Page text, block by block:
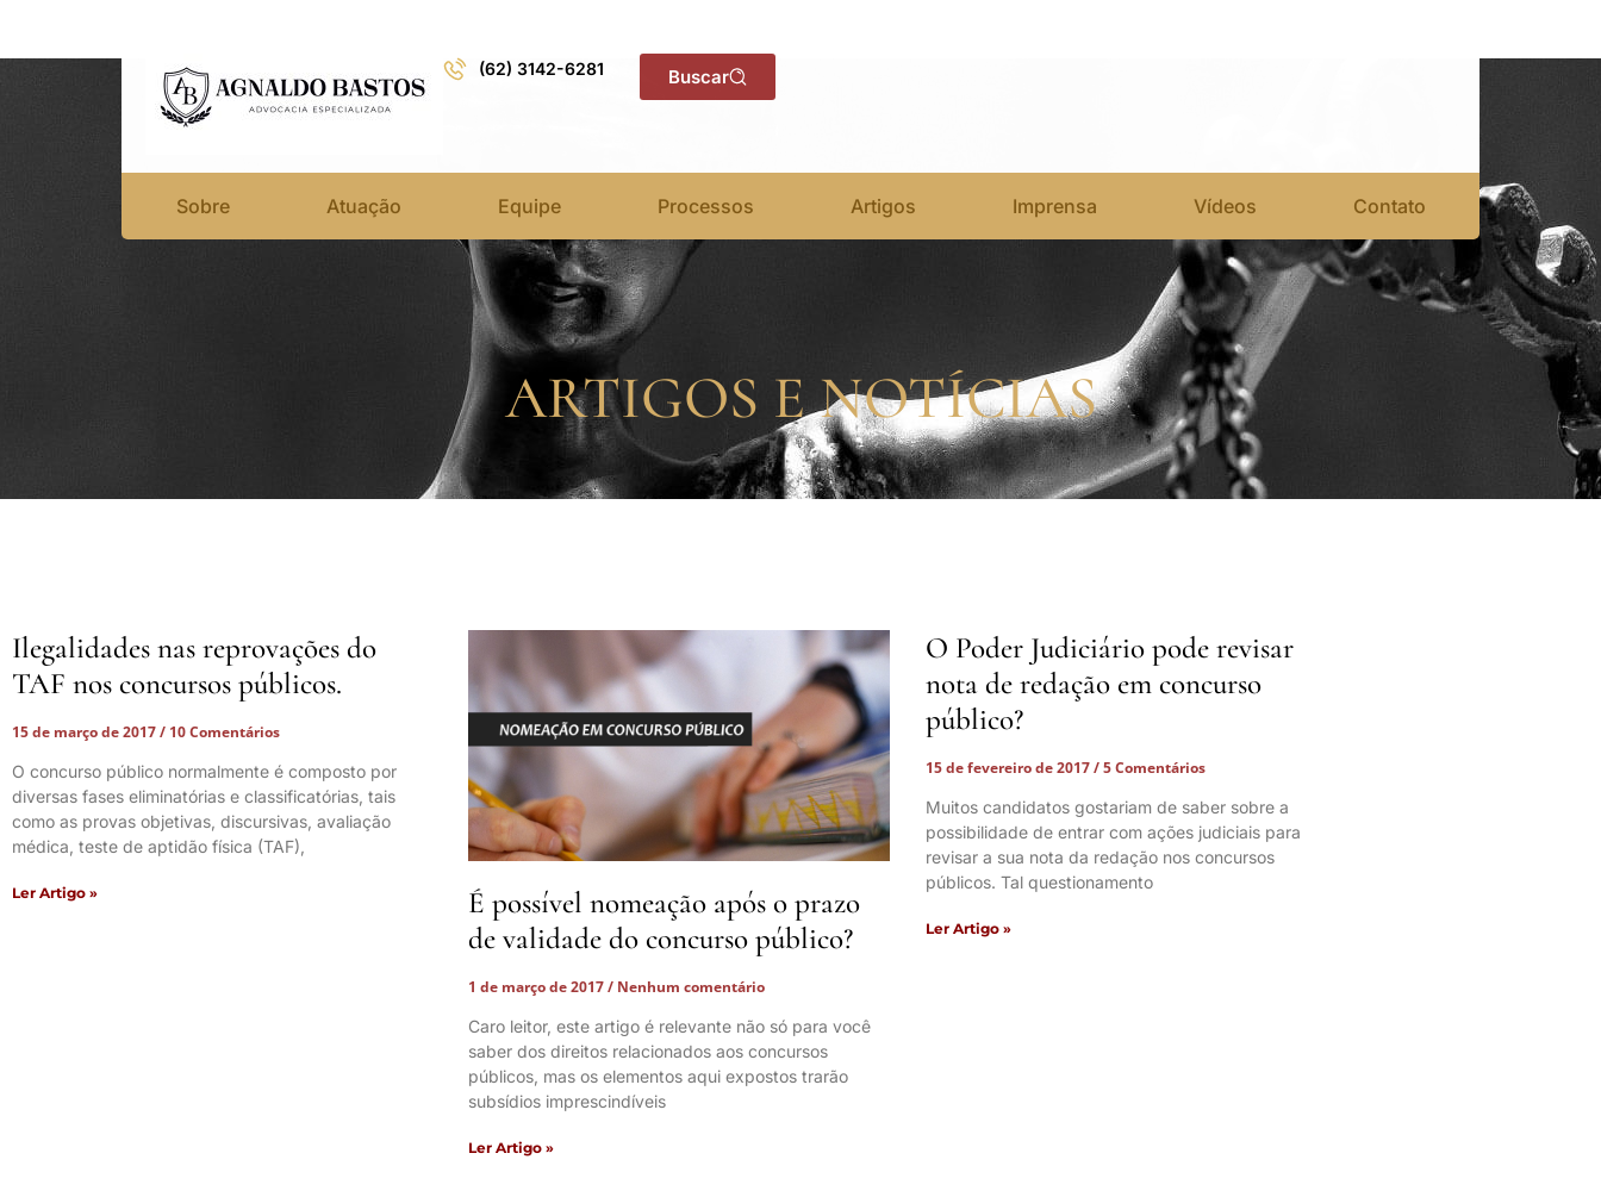
(62) 3142-6281 Buscar
Sobre Atuação Equipe Processos Artigos Imprensa Vídeos Contato
ARTIGOS E NOTÍCIAS
Ilegalidades nas reprovações do
TAF nos concursos públicos.
15 de março de 2017
10 Comentários
O concurso público normalmente é composto por
diversas fases eliminatórias e classificatórias, tais
como as provas objetivas, discursivas, avaliação
médica, teste de aptidão física (TAF),
Ler Artigo »
É possível nomeação após o prazo
de validade do concurso público?
1 de março de 2017 Nenhum comentário
Caro leitor, este artigo é relevante não só para você
saber dos direitos relacionados aos concursos
públicos, mas os elementos aqui expostos trarão
subsídios imprescindíveis
Ler Artigo »
O Poder Judiciário pode revisar
nota de redação em concurso
público?
15 de fevereiro de 2017 5 Comentários
Muitos candidatos gostariam de saber sobre a
possibilidade de entrar com ações judiciais para
revisar a sua nota da redação nos concursos
públicos. Tal questionamento
Ler Artigo »